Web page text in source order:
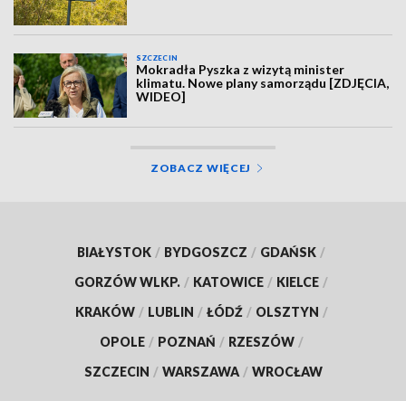
SZCZECIN
Mokradła Pyszka z wizytą minister
klimatu. Nowe plany samorządu [ZDJĘCIA,
WIDEO]
ZOBACZ WIĘCEJ
BIAŁYSTOK / BYDGOSZCZ / GDAŃSK /
GORZÓW WLKP. / KATOWICE / KIELCE /
KRAKÓW / LUBLIN / ŁÓDŹ / OLSZTYN /
OPOLE / POZNAŃ / RZESZÓW /
SZCZECIN / WARSZAWA / WROCŁAW